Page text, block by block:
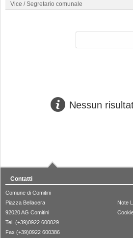
Vice / Segretario comunale
Nessun
Contatti
Comune di Comitini
Piazza Bellacera
92020 AG Comitini
Tel. (+39)0922 600029
Fax (+39)0922 600386
Note